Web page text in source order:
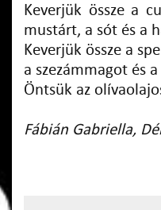
Keverjük össze a
mustárt, a sót és a
Keverjük össze a
a szezámmagot és
Öntsük az
Fábián Gabriella,